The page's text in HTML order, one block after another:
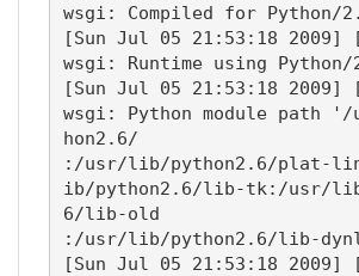
wsgi: Compiled for Python/
[Sun Jul 05 21:53:18 2009]
wsgi: Runtime using
[Sun Jul 05 21:53:18 2009]
wsgi: Python module path
hon2.6/
:/usr/lib/python2.6/plat-
ib/python2.6/lib-tk:/usr/
6/lib-old
:/usr/lib/python2.6/lib-
[Sun Jul 05 21:53:18 2009]